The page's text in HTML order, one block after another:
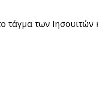
τάγμα των Ιησουϊτών